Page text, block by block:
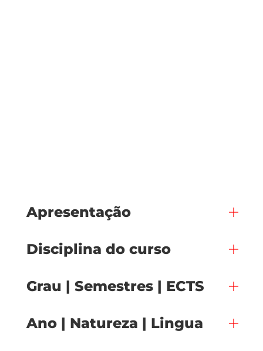
Apresentação
Disciplina do curso
Grau | Semestres | ECTS
Ano | Natureza | Lingua